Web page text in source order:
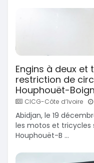
Engins à deux et
restriction de
Houphouët-
CICG-Côte d’Ivoire
Abidjan, le 19
les motos et tricycles
Houphouët-B ...